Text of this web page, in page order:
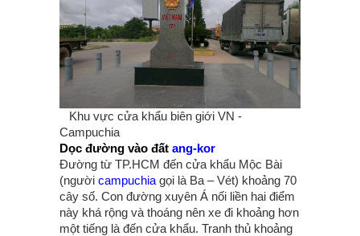
Khu vực cửa khẩu biên giới VN -
Campuchia
Dọc đường vào đất ang-kor
Đường từ TP.HCM đến cửa khẩu Mộc Bài
(người campuchia gọi là Ba – Vét) khoảng 70
cây số. Con đường xuyên Á nối liền hai điểm
này khá rộng và thoáng nên xe đi khoảng hơn
một tiếng là đến cửa khẩu. Tranh thủ khoảng